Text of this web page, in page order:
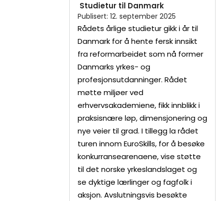
Studietur til Danmark
Publisert: 12. september 2025
Rådets årlige studietur gikk i år til
Danmark for å hente fersk innsikt
fra reformarbeidet som nå former
Danmarks yrkes- og
profesjonsutdanninger. Rådet
møtte miljøer ved
erhvervsakademiene, fikk innblikk i
praksisnære løp, dimensjonering og
nye veier til grad. I tillegg la rådet
turen innom EuroSkills, for å besøke
konkurransearenaene, vise støtte
til det norske yrkeslandslaget og
se dyktige lærlinger og fagfolk i
aksjon. Avslutningsvis besøkte